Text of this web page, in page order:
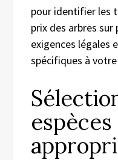
pour identifier les
prix des arbres sur
exigences légales
spécifiques à
espèces